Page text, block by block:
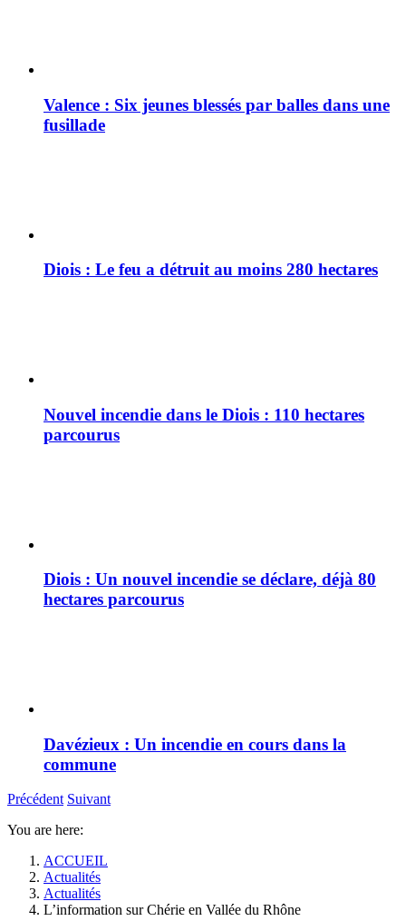
Valence : Six jeunes blessés par balles dans une
fusillade
Diois : Le feu a détruit au moins 280 hectares
Nouvel incendie dans le Diois : 110 hectares
parcourus
Diois : Un nouvel incendie se déclare, déjà 80
hectares parcourus
Davézieux : Un incendie en cours dans la
commune
Précédent Suivant
You are here:
ACCUEIL
Actualités
Actualités
L’information sur Chérie en Vallée du Rhône